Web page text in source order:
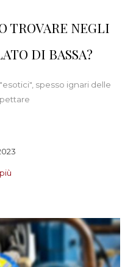
TROVARE NEGLI
DI BASSA?
spesso ignari delle